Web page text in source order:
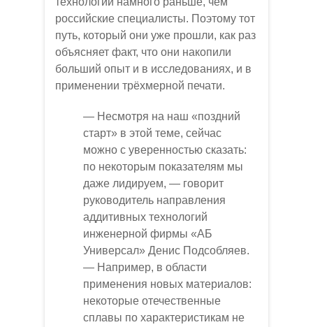
российские специалисты. Поэтому тот
путь, который они уже прошли, как раз
объясняет факт, что они накопили
больший опыт и в исследованиях, и в
применении трёхмерной печати.
— Несмотря на наш «поздний
старт» в этой теме, сейчас
можно с уверенностью сказать:
по некоторым показателям мы
даже лидируем, — говорит
руководитель направления
аддитивных технологий
инженерной фирмы «АБ
Универсал» Денис Подсобляев.
— Например, в области
применения новых материалов:
некоторые отечественные
сплавы по характеристикам не